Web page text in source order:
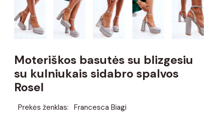
Moteriškos basutės su blizgesiu
su kulniukais sidabro spalvos
Rosel
Prekės ženklas: Francesca Biagi